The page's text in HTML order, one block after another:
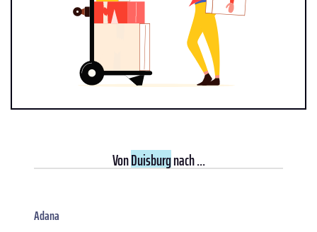
VonDuisburgnach ...
Adana